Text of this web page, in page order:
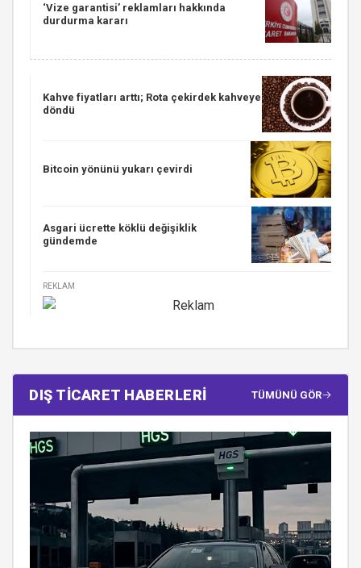
‘Vize garantisi’ reklamları hakkında
durdurma kararı
Kahve fiyatları arttı; Rota çekirdek kahveye
döndü
Bitcoin yönünü yukarı çevirdi
Asgari ücrette köklü değişiklik
gündemde
REKLAM
DIŞ TİCARET HABERLERİ TÜMÜNÜ GÖR